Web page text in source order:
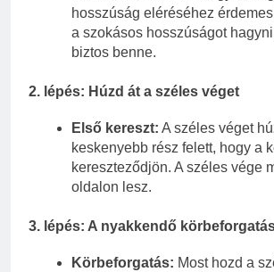
hosszúság eléréséhez
a szokásos hosszúságot
biztos benne.
2. lépés: Húzd át a széles véget
Első kereszt: A széles véget
keskenyebb rész felett, hogy a
kereszteződjön. A széles vége
oldalon lesz.
3. lépés: A nyakkendő
Körbeforgatás: Most hozd a